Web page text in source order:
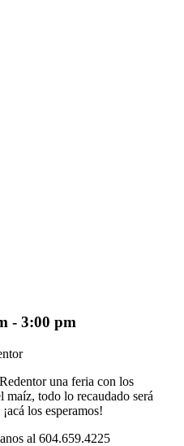
- 3:00 pm
una feria con los
maíz, todo lo recaudado será
los esperamos!
al 604.659.4225